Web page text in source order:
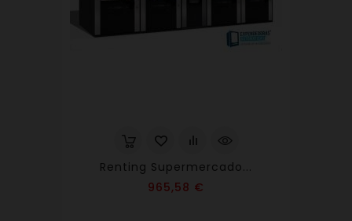
Renting Supermercado...
965,58 €